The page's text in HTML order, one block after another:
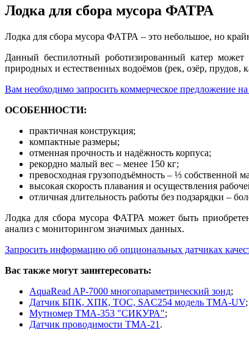
Лодка для сбора мусора ФАТРА
Лодка для сбора мусора ФАТРА – это небольшое, но
Данный беспилотный роботизированный катер
природных и естественных водоёмов (рек, озёр,
Вам необходимо запросить коммерческое предложение
ОСОБЕННОСТИ:
практичная конструкция;
компактные размеры;
отменная прочность и надёжность корпуса;
рекордно малый вес – менее 150 кг;
превосходная грузоподъёмность – ⅓ собственной
высокая скорость плавания и осуществления
отличная длительность работы без подзарядки –
Лодка для сбора мусора ФАТРА может быть
анализ с мониторингом значимых данных.
Запросить информацию об опциональных датчиках
Вас также могут заинтересовать:
AquaRead AP-7000 многопараметрический зонд;
Датчик БПК, ХПК, ТОС, SAC254 модель ТМА-UV;
Мутномер ТМА-353 "СИКУРА";
Датчик проводимости ТМА-21 .